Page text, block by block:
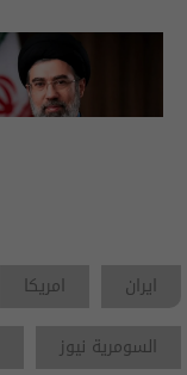
ايران امريكا
السومرية نيوز